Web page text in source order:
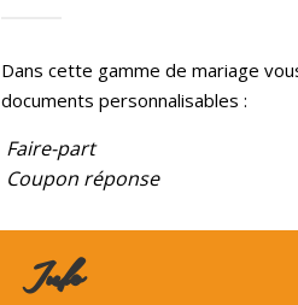
Dans cette gamme de mariage
documents personnalisables :
Faire-part
Coupon réponse
Info